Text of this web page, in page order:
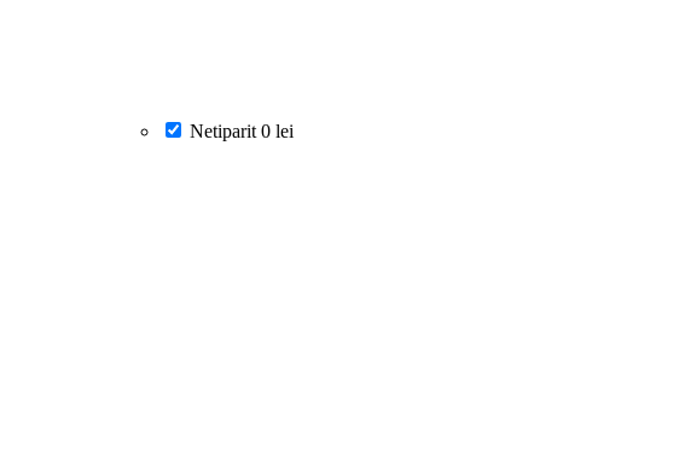
Netiparit 0 lei